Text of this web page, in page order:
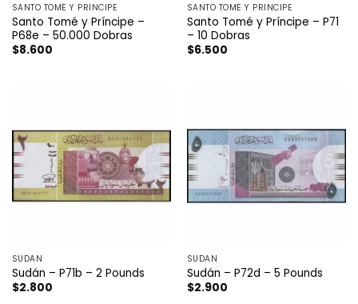
SANTO TOMÉ Y PRÍNCIPE
Santo Tomé y Príncipe –
P68e – 50.000 Dobras
$8.600
SANTO TOMÉ Y PRÍNCIPE
Santo Tomé y Príncipe – P71
– 10 Dobras
$6.500
SÚDAN
Sudán – P71b – 2 Pounds
$2.800
SÚDAN
Sudán – P72d – 5 Pounds
$2.900